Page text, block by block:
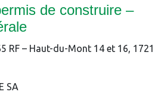
de construire –
RF – Haut-du-Mont 14 et 16, 1721
SA